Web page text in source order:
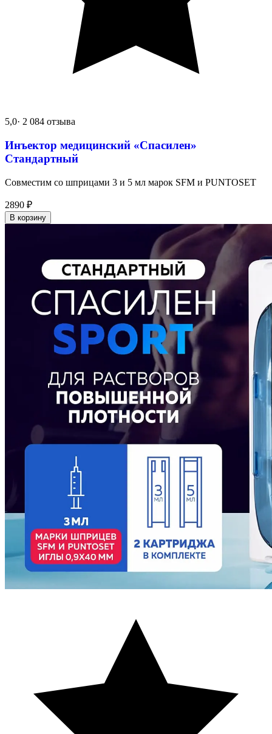
5,0· 2 084 отзыва
Инъектор медицинский «Спасилен»
Стандартный
Совместим со шприцами 3 и 5 мл марок SFM и PUNTOSET
2890 ₽
В корзину